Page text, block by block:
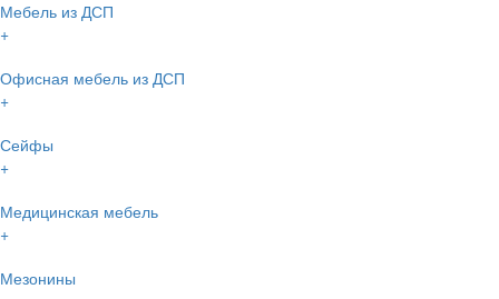
Мебель из ДСП
+
Офисная мебель из ДСП
+
Сейфы
+
Медицинская мебель
+
Мезонины